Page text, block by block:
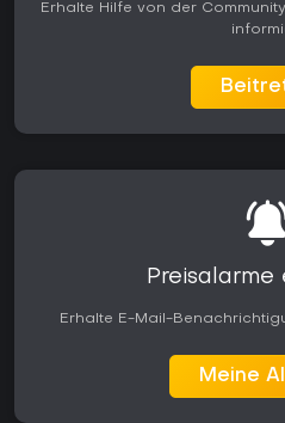
Erhalte Hilfe von der
Preisalarme
Erhalte E-Mail-
Meine